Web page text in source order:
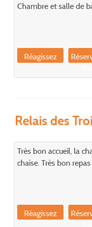
Chambre et salle de
Réagissez
Relais des
Très bon accueil, la
chaise. Très bon repas
Réagissez